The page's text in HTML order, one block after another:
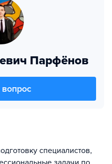
Парфёнов
специалистов,